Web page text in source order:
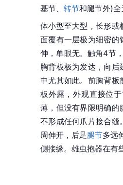
基节、 转节和腿节外)
体小型至大型，长形或
面覆有一层极为细密的
伸，单眼无。触角4节
胸背板极为发达，向
中尤其如此。前胸背板
板外露，外观直接位
薄，但没有界限明确的
不形成任何爪片接合缝
周伸开，后足腿节多远
侧接缘。雄虫抱器在有